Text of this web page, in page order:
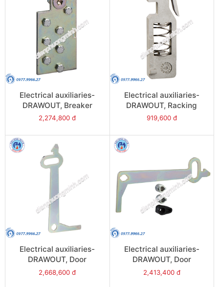
Electrical auxiliaries-
DRAWOUT, Breaker
mismatch protection
2,274,800 đ
Electrical auxiliaries-
DRAWOUT, Racking
interlock (VPOC) - Model
919,600 đ
Electrical auxiliaries-
DRAWOUT, Door
interlock, left hand side
2,668,600 đ
Electrical auxiliaries-
DRAWOUT, Door
interlock, right hand side
2,413,400 đ